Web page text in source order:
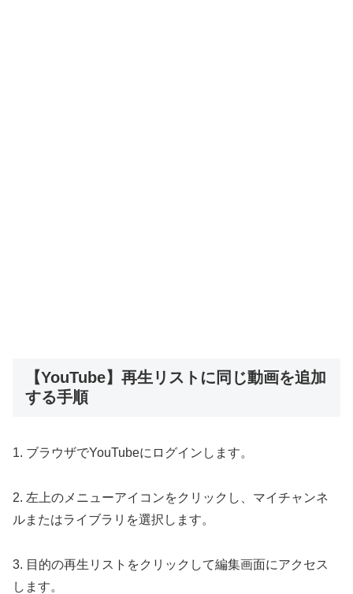
【YouTube】再生リストに同じ動画を追加
する手順
1. ブラウザでYouTubeにログインします。
2. 左上のメニューアイコンをクリックし、マイチャンネ
ルまたはライブラリを選択します。
3. 目的の再生リストをクリックして編集画面にアクセス
します。